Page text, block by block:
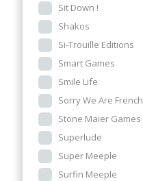
Sit Down !
Shakos
Si-Trouille Editions
Smart Games
Smile Life
Sorry We Are French
Stone Maier Games
Superlude
Super Meeple
Surfin Meeple